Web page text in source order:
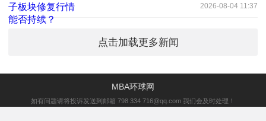
2026-08-04 11:37
点击加载更多新闻
MBA环球网
如有问题请将投诉发送到邮箱 798 334 716@qq.com 我们会及时处理！